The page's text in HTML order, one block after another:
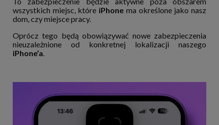
wszystkich miejsc, które iPhone ma określone jako nasz
dom, czy miejsce pracy.
Oprócz tego będą obowiązywać nowe zabezpieczenia
nieuzależnione od konkretnej lokalizacji naszego
iPhone’a.